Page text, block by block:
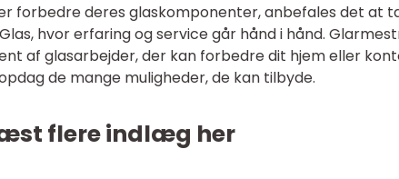
forbedre deres glaskomponenter, anbefales det at
hvor erfaring og service går hånd i hånd.
af glasarbejder, der kan forbedre dit hjem eller
de mange muligheder, de kan tilbyde.
flere indlæg her